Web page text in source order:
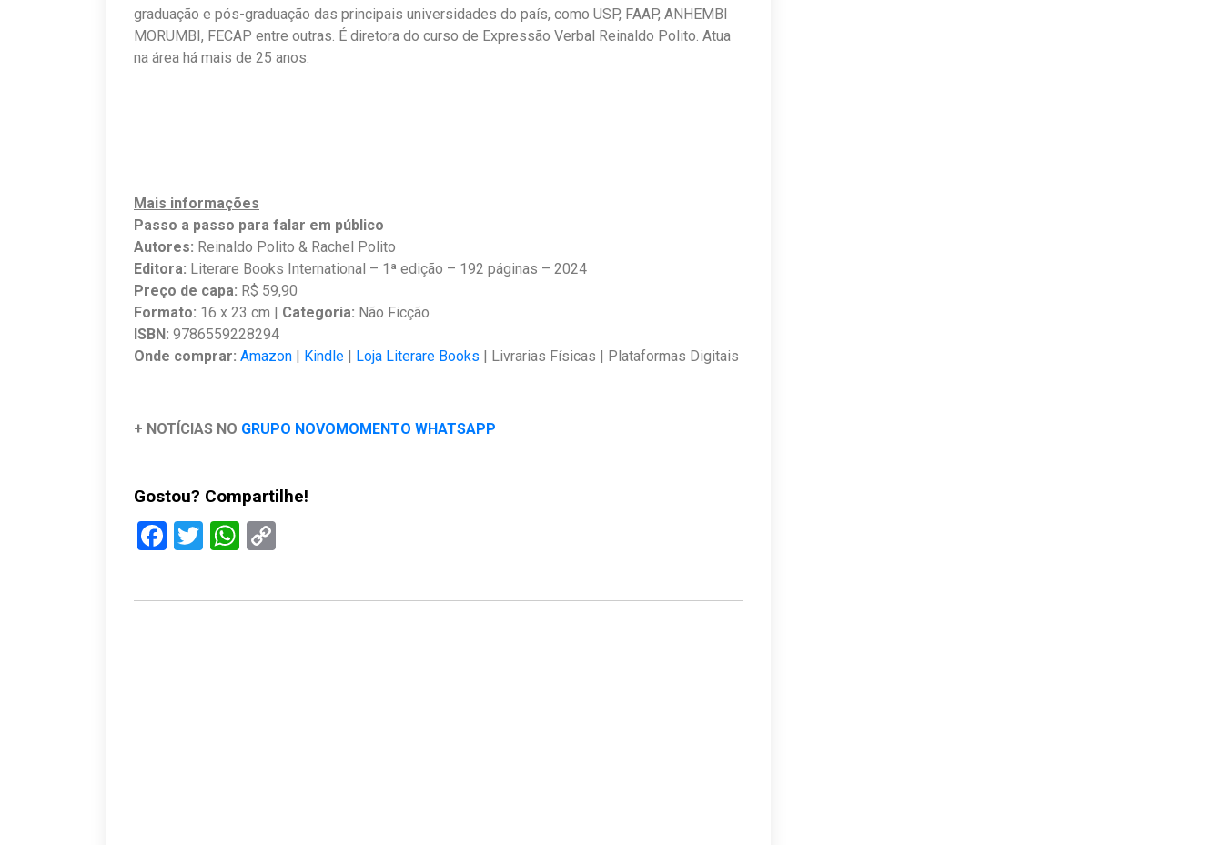
graduação e pós-graduação das principais universidades do país, como USP, FAAP, ANHEMBI
MORUMBI, FECAP entre outras. É diretora do curso de Expressão Verbal Reinaldo Polito. Atua
na área há mais de 25 anos.
Mais informações
Passo a passo para falar em público
Autores: Reinaldo Polito & Rachel Polito
Editora: Literare Books International – 1ª edição – 192 páginas – 2024
Preço de capa: R$ 59,90
Formato: 16 x 23 cm | Categoria: Não Ficção
ISBN: 9786559228294
Onde comprar: Amazon | Kindle | Loja Literare Books | Livrarias Físicas | Plataformas Digitais
+ NOTÍCIAS NO GRUPO NOVOMOMENTO WHATSAPP
Gostou? Compartilhe!
Facebook
TwitterWhatsApp